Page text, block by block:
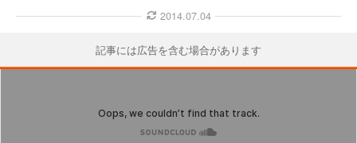
2014.07.04
記事には広告を含む場合があります